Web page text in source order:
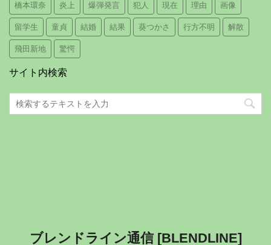
橋本環奈 炎上 爆弾発言 犯人 現在 理由 画像
留学生 童貞 結婚 結果 葵つかさ 行方不明 解散
飛田新地 驚愕
サイト内検索
ブレンドライン通信 [BLENDLINE]